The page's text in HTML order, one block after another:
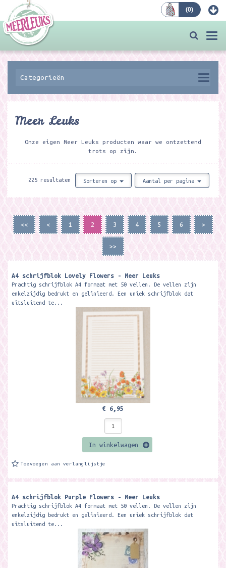
(0)
Categorieën
Meer Leuks
Onze eigen Meer Leuks producten waar we ontzettend
trots op zijn.
225 resultaten Sorteren op Aantal per pagina
<< < 1 2 3 4 5 6 >
>>
A4 schrijfblok Lovely Flowers - Meer Leuks
Prachtig schrijfblok A4 formaat met 50 vellen. De vellen zijn
enkelzijdig bedrukt en gelinieerd. Een uniek schrijfblok dat
uitsluitend te...
€ 6,95
In winkelwagen
Toevoegen aan verlanglijstje
A4 schrijfblok Purple Flowers - Meer Leuks
Prachtig schrijfblok A4 formaat met 50 vellen. De vellen zijn
enkelzijdig bedrukt en gelinieerd. Een uniek schrijfblok dat
uitsluitend te...